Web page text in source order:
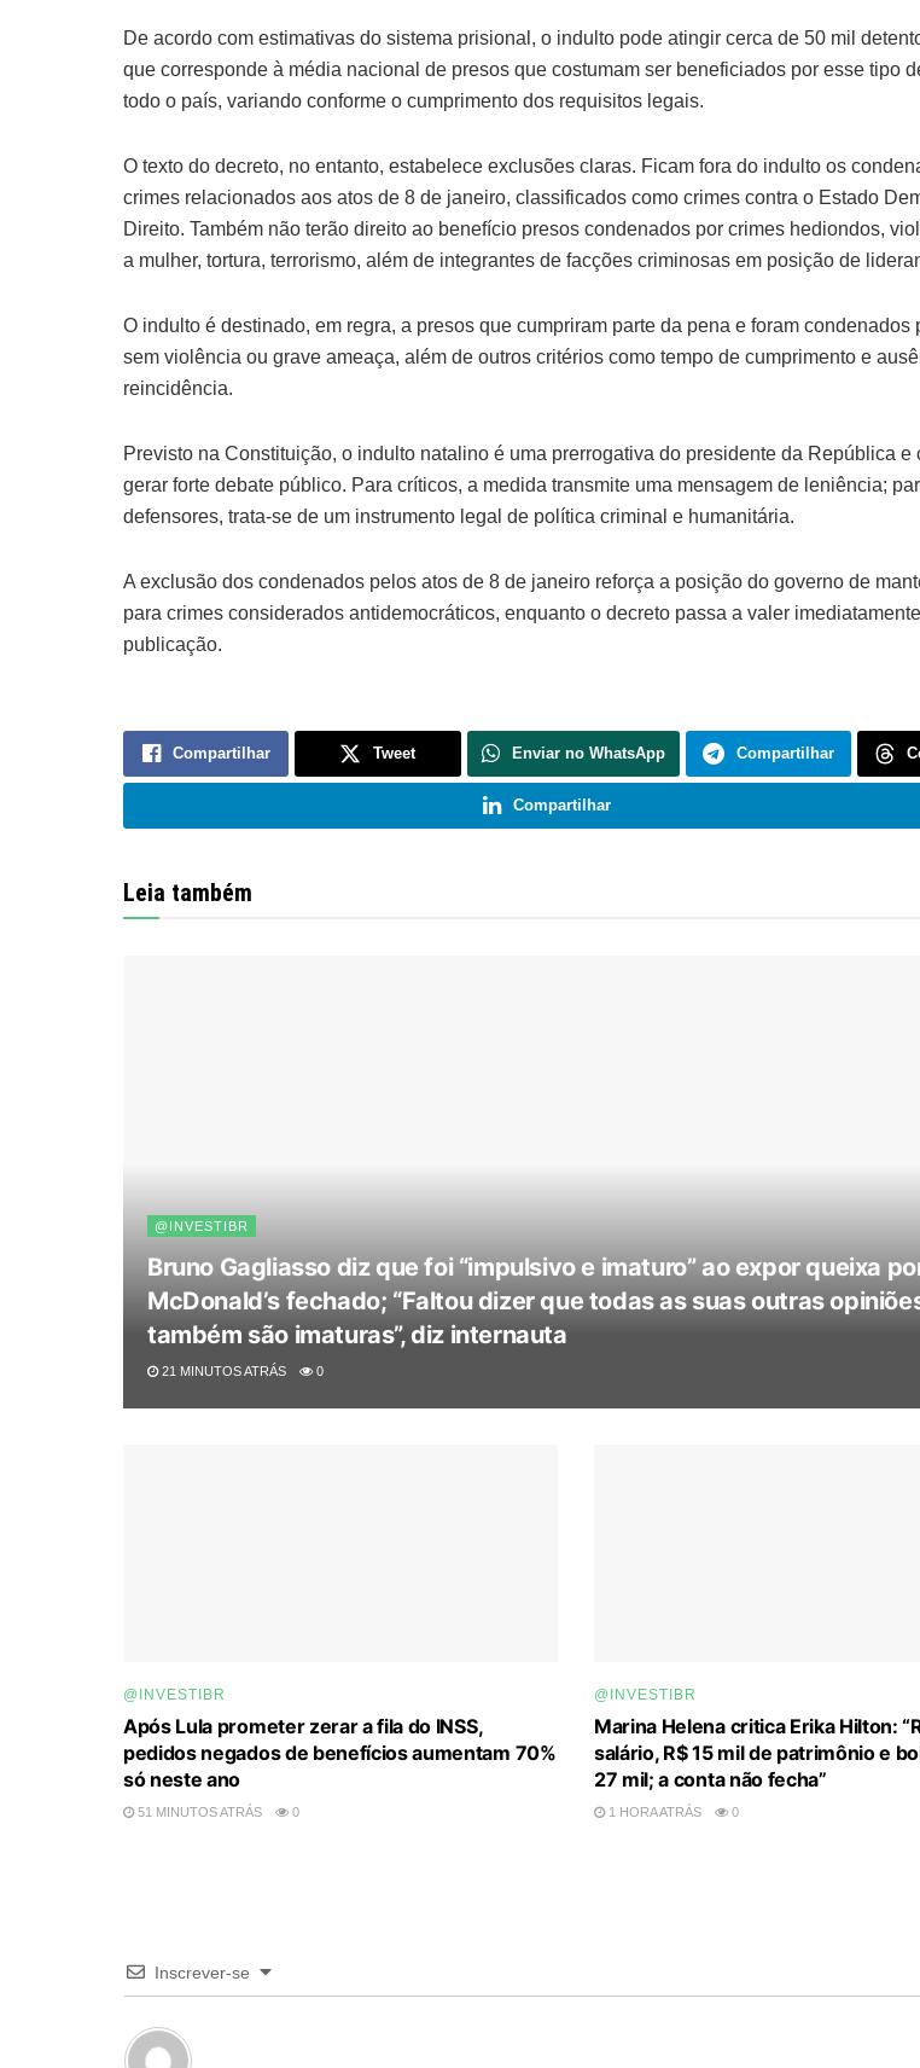
De acordo com estimativas do sistema prisional, o indulto pode atingir cerca de 50 mil
que corresponde à média nacional de presos que costumam ser beneficiados por esse tipo
todo o país, variando conforme o cumprimento dos requisitos legais.
O texto do decreto, no entanto, estabelece exclusões claras. Ficam fora do indulto os
crimes relacionados aos atos de 8 de janeiro, classificados como crimes contra o Estado
Direito. Também não terão direito ao benefício presos condenados por crimes hediondos,
a mulher, tortura, terrorismo, além de integrantes de facções criminosas em posição de
O indulto é destinado, em regra, a presos que cumpriram parte da pena e foram condenados
sem violência ou grave ameaça, além de outros critérios como tempo de cumprimento e
reincidência.
Previsto na Constituição, o indulto natalino é uma prerrogativa do presidente da República e
gerar forte debate público. Para críticos, a medida transmite uma mensagem de leniência;
defensores, trata-se de um instrumento legal de política criminal e humanitária.
A exclusão dos condenados pelos atos de 8 de janeiro reforça a posição do governo de
para crimes considerados antidemocráticos, enquanto o decreto passa a valer
publicação.
Compartilhar Tweet Enviar no WhatsApp Compartilhar
Compartilhar
Leia também
@INVESTIBR
Bruno Gagliasso diz que foi “impulsivo e imaturo” ao expor queixa
McDonald’s fechado; “Faltou dizer que todas as suas outras
também são imaturas”, diz internauta
21 MINUTOS ATRÁS 0
@INVESTIBR
Após Lula prometer zerar a fila do INSS,
pedidos negados de benefícios aumentam 70%
só neste ano
51 MINUTOS ATRÁS 0
@INVESTIBR
Marina Helena critica Erika Hilton:
salário, R$ 15 mil de patrimônio e
27 mil; a conta não fecha”
1 HORA ATRÁS 0
Inscrever-se